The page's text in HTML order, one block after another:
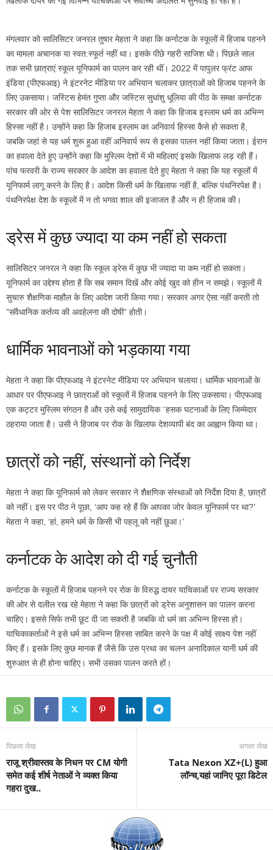
मंगलवार को सालिसिटर जनरल तुषार मेहता ने कहा कि कर्नाटक के स्कूलों में हिजाब पहनने
का मामला अचानक या स्वत:स्फूर्त नहीं था। इसके पीछे गहरी साजिश थी। पिछले साल
तक सभी छात्राएं स्कूल यूनिफार्म का पालन कर रही थीं। 2022 में पापुलर फ्रंट आफ
इंडिया (पीएफआइ) ने इंटरनेट मीडिया पर अभियान चलाकर छात्राओं को हिजाब पहनने के
लिए उकसाया। जस्टिस हेमंत गुप्ता और जस्टिस सुधांशु धूलिया की पीठ के समक्ष कर्नाटक
सरकार की ओर से पेश सालिसिटर जनरल मेहता ने कहा कि हिजाब इस्लाम धर्म का अभिन्न
हिस्सा नहीं है। उन्होंने कहा कि हिजाब इस्लाम का अनिवार्य हिस्सा कैसे हो सकता है,
जबकि जहां से यह धर्म शुरू हुआ वहीं अनिवार्य रूप से इसका पालन नहीं किया जाता। ईरान
का हवाला देते हुए उन्होंने कहा कि मुस्लिम देशों में भी महिलाएं इसके खिलाफ लड़ रही हैं।
पांच फरवरी के राज्य सरकार के आदेश का हवाला देते हुए मेहता ने कहा कि यह स्कूलों में
यूनिफार्म लागू करने के लिए है। आदेश किसी धर्म के खिलाफ नहीं है, बल्कि पंथनिरपेक्ष है।
पंथनिरपेक्ष देश के स्कूलों में न तो भगवा शाल की इजाजत है और न ही हिजाब की।
ड्रेस में कुछ ज्यादा या कम नहीं हो सकता
सालिसिटर जनरल ने कहा कि स्कूल ड्रेस में कुछ भी ज्यादा या कम नहीं हो सकता।
यूनिफार्म का उद्देश्य होता है कि सब समान दिखें और कोई खुद को हीन न समझे। स्कूलों में
सुचारु शैक्षणिक माहौल के लिए आदेश जारी किया गया। सरकार अगर ऐसा नहीं करती तो
”संवैधानिक कर्तव्य की अवहेलना की दोषी” होती।
धार्मिक भावनाओं को भड़काया गया
मेहता ने कहा कि पीएफआइ ने इंटरनेट मीडिया पर अभियान चलाया। धार्मिक भावनाओं के
आधार पर पीएफआइ ने छात्राओं को स्कूलों में हिजाब पहनने के लिए उकसाया। पीएफआइ
एक कट्टर मुस्लिम संगठन है और उसे कई सामुदायिक ¨हसक घटनाओं के लिए जिम्मेदार
ठहराया जाता है। उसी ने हिजाब पर रोक के खिलाफ देशव्यापी बंद का आह्वान किया था।
छात्रों को नहीं, संस्थानों को निर्देश
मेहता ने कहा कि यूनिफार्म को लेकर सरकार ने शैक्षणिक संस्थाओं को निर्देश दिया है, छात्रों
को नहीं। इस पर पीठ ने पूछा, ‘आप कह रहे हैं कि आपका जोर केवल यूनिफार्म पर था?’
मेहता ने कहा, ‘हां, हमने धर्म के किसी भी पहलू को नहीं छुआ।’
कर्नाटक के आदेश को दी गई चुनौती
कर्नाटक के स्कूलों में हिजाब पहनने पर रोक के विरुद्ध दायर याचिकाओं पर राज्य सरकार
की ओर से दलील रख रहे मेहता ने कहा कि छात्रों को ड्रेस अनुशासन का पालन करना
चाहिए। इससे सिर्फ तभी छूट दी जा सकती है जबकि वो धर्म का अभिन्न हिस्सा हो।
याचिकाकर्ताओं ने इसे धर्म का अभिन्न हिस्सा साबित करने के पक्ष में कोई साक्ष्य पेश नहीं
किए हैं। इसके लिए कुछ मानक हैं जैसे कि उस प्रथा का चलन अनादिकाल यानी धर्म की
शुरुआत से ही होना चाहिए। सभी उसका पालन करते हों।
पिछला लेख
राजू श्रीवास्तव के निधन पर CM योगी
समेत कई शीर्ष नेताओं ने व्यक्त किया
गहरा दुख..
अगला लेख
Tata Nexon XZ+(L) हुआ
लॉन्च,यहां जानिए पूरा डिटेल